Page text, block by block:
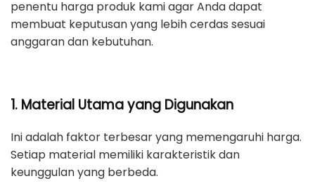
penentu harga produk kami agar Anda dapat
membuat keputusan yang lebih cerdas sesuai
anggaran dan kebutuhan.
1. Material Utama yang Digunakan
Ini adalah faktor terbesar yang memengaruhi harga.
Setiap material memiliki karakteristik dan
keunggulan yang berbeda.